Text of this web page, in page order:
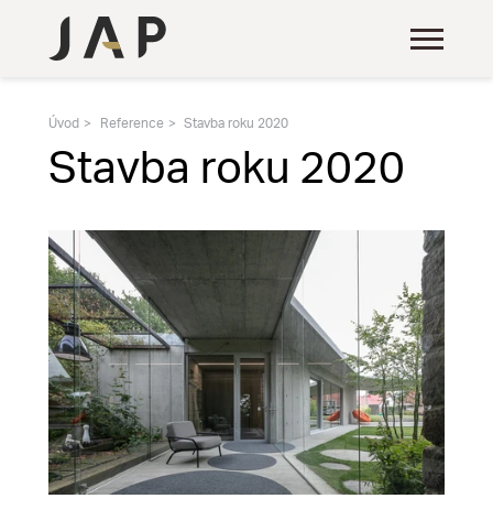
Úvod Reference Stavba roku 2020
Stavba roku 2020